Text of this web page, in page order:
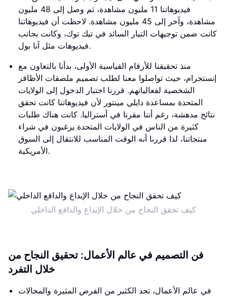
فيديوهاتنا 11 مليون مشاهدة، ثم وصل إلى 48 مليون
مشاهدة، وآخر إلى 45 مليون مشاهدة. لاحظت أن فيديوهاتنا
كانت ضمن توجيهات التيار السائد في تيك توك، وكانت بجانب
فيديوهات مثل آنا بول.
منذ تحقيقنا للأرقام القياسية الأولى، بدأنا بالتعاون مع
إنستجرام، حيث تواصلوا معنا لطلب تصميم ملصقات الأظافر
الشخصية لفعالياتهم. قررنا اختبار الدخول إلى الولايات
المتحدة بمساعدة دايلي مينتور لأن فيديوهاتنا كانت تحقق
نتائج مدهشة، رغم أننا مقرنا في أستراليا. كانت هناك طلبات
كثيرة من الناس في الولايات المتحدة يرغبون في شراء
منتجاتنا، لذا قررنا أنه الوقت المناسب للانتقال إلى السوق
الأمريكية.
كيف تحقق النجاح من خلال الإبداع والدافع الداخلي
فن التصميم في عالم الأعمال: تحقيق النجاح من
خلال التفرد
في عالم الأعمال، تجد الكثير من الفرص المثيرة والمجالات